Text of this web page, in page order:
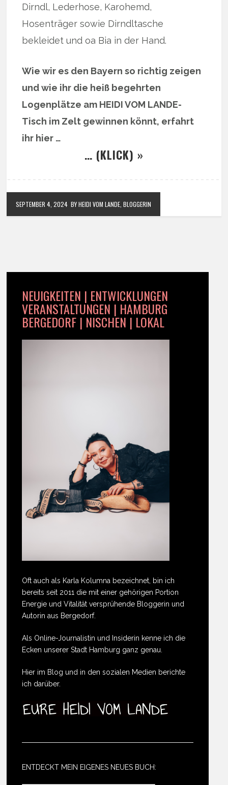
Dirndl, Lederhose, Karohemd,
Hosenträger sowie Dirndltasche
bekleidet und oa Bia in der Hand.
Wie wir es den Bayern so richtig zeigen
und wie ihr die heiß begehrten
Logenplätze am HEIDI VOM LANDE-
Tisch im Zelt gewinnen könnt, erfahrt
ihr hier …
… (KLICK) »
SEPTEMBER 4, 2024 BY HEIDI VOM LANDE, BLOGGERIN
NEUIGKEITEN | ENTWICKLUNGEN
VERANSTALTUNGEN | HAMBURG
BERGEDORF | NISCHEN | LOKAL
Oft auch als Karla Kolumna bezeichnet, bin ich
bereits seit 2011 die mit einer gehörigen Portion
Energie und Vitalität versprühende Bloggerin und
Autorin aus Bergedorf.
Als Online-Journalistin und Insiderin kenne ich die
Ecken unserer Stadt Hamburg ganz genau.
Hier im Blog und in den sozialen Medien berichte
ich darüber.
ENTDECKT MEIN EIGENES NEUES BUCH: